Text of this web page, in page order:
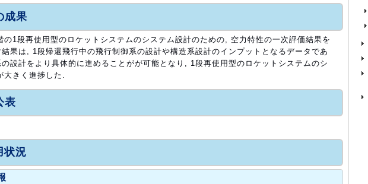
成果
の1段再使用型のロケットシステムのシステム設計のための, 空力特性の一次評価結果を
果は, 1段帰還飛行中の飛行制御系の設計や構造系設計のインプットとなるデータであ
設計をより具体的に進めることがが可能となり, 1段再使用型のロケットシステムのシ
大きく進捗した.
表
状況